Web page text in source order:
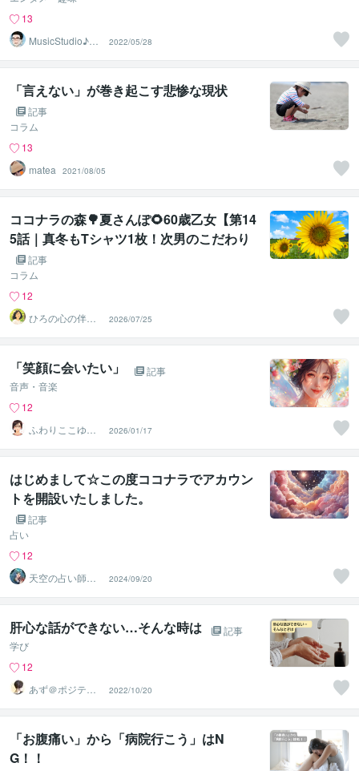
13
MusicStudio♪ま
2022/05/28
「言えない」が巻き起こす悲惨な現状
記事
コラム
13
matea
2021/08/05
ココナラの森🌳夏さんぽ🌻60歳乙女【第14
5話｜真冬もTシャツ1枚！次男のこだわり
と後から知る気持ち😊👕❄️】
記事
コラム
12
ひろの心の伴走
ルーム｜安心し
て話せる場所
2026/07/25
「笑顔に会いたい」
記事
音声・音楽
12
ふわりここゆら
り❤️✨癒しタイ
ム相談室
2026/01/17
はじめまして☆この度ココナラでアカウン
トを開設いたしました。
記事
占い
12
天空の占い師☆
すい
2024/09/20
肝心な話ができない…そんな時は
記事
学び
12
あず＠ポジティ
ブ迷子の道標
2022/10/20
「お腹痛い」から「病院行こう」はN
G！！